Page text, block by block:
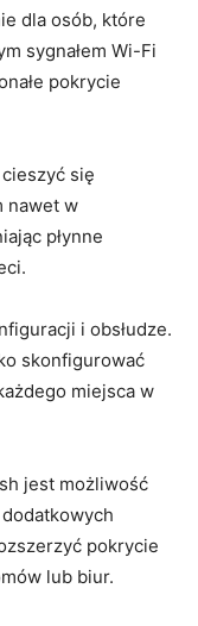
dla osób, które
sygnałem Wi-Fi
pokrycie
się
nawet w
płynne
i obsłudze.
skonfigurować
miejsca w
jest możliwość
pokrycie
lub biur.